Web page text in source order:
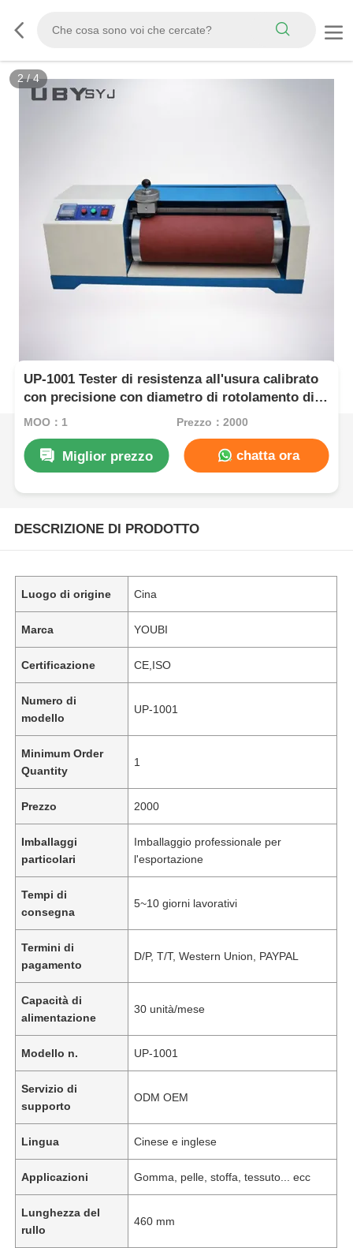
3/4
UP-1001 Tester di resistenza all'usura calibrato
con precisione con diametro di rotolamento di
150 mm e velocità di rotolamento di 40 giri al
MOQ：1 Prezzo：2000
Miglior prezzo chatta ora
DESCRIZIONE DI PRODOTTO
Luogo di origine Cina
Marca YOUBI
Certificazione CE,ISO
Numero di
modello
UP-1001
Minimum Order
Quantity
1
Prezzo 2000
Imballaggi
particolari
Imballaggio professionale per
l'esportazione
Tempi di
consegna
5~10 giorni lavorativi
Termini di
pagamento
D/P, T/T, Western Union, PAYPAL
Capacità di
alimentazione
30 unità/mese
Modello n. UP-1001
Servizio di
supporto
ODM OEM
Lingua Cinese e inglese
Applicazioni Gomma, pelle, stoffa, tessuto... ecc
Lunghezza del
rullo
460 mm